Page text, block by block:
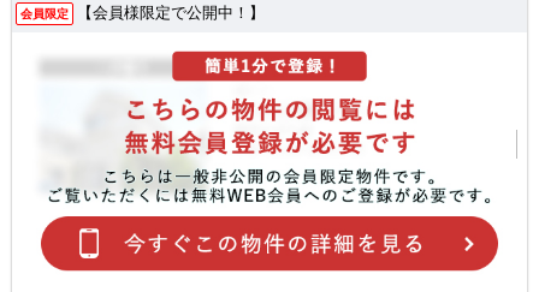
会員限定 【会員様限定で公開中！】